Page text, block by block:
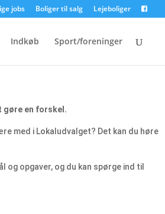
jobs Boliger til salg Lejeboliger
Indkøb Sport/foreninger
gøre en forskel.
med i Lokaludvalget? Det kan du høre
opgaver, og du kan spørge ind til